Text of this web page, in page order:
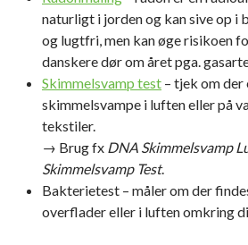
naturligt i jorden og kan sive op i
og lugtfri, men kan øge risikoen
danskere dør om året pga.
Skimmelsvamp test – tjek om der
skimmelsvampe i luften eller på
tekstiler.
→ Brug fx DNA Skimmelsvamp
Skimmelsvamp Test.
Bakterietest – måler om der
overflader eller i luften omkring